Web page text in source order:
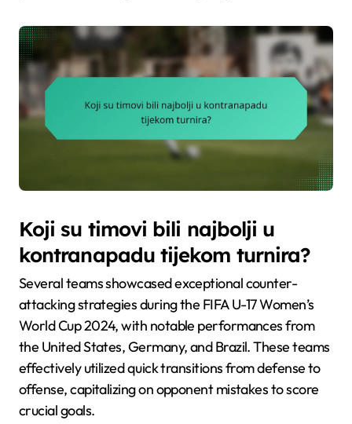
Koji su timovi bili najbolji u
kontranapadu tijekom turnira?
Several teams showcased exceptional counter-
attacking strategies during the FIFA U-17 Women’s
World Cup 2024, with notable performances from
the United States, Germany, and Brazil. These teams
effectively utilized quick transitions from defense to
offense, capitalizing on opponent mistakes to score
crucial goals.